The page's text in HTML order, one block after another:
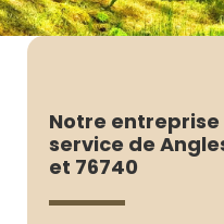
Notre entreprise
service de
et 76740